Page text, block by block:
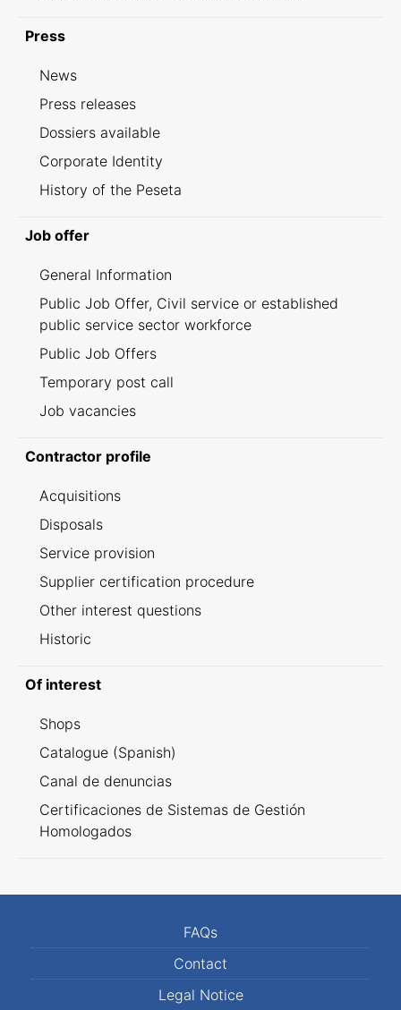
Press
News
Press releases
Dossiers available
Corporate Identity
History of the Peseta
Job offer
General Information
Public Job Offer, Civil service or established
public service sector workforce
Public Job Offers
Temporary post call
Job vacancies
Contractor profile
Acquisitions
Disposals
Service provision
Supplier certification procedure
Other interest questions
Historic
Of interest
Shops
Catalogue (Spanish)
Canal de denuncias
Certificaciones de Sistemas de Gestión
Homologados
FAQs
Contact
Legal Notice